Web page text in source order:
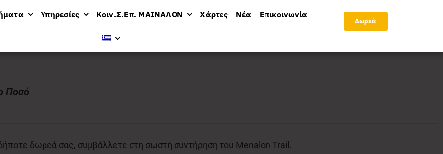
Υπηρεσίες Κοιν.Σ.Επ. ΜΑΙΝΑΛΟΝ Χάρτες Νέα Επικοινωνία
Δωρεά
Ποσό
δωρεά σας, συμβάλλετε στη σωστή συντήρηση του Menalon Trail.